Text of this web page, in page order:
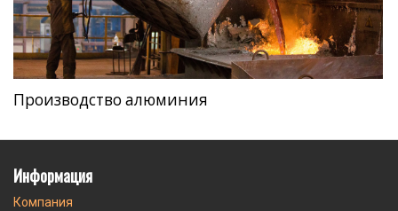
Производство алюминия
Информация
Компания